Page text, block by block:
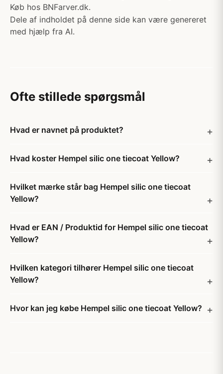
Køb hos BNFarver.dk.
Dele af indholdet på denne side kan være genereret
med hjælp fra AI.
Ofte stillede spørgsmål
Hvad er navnet på produktet?
Hvad koster Hempel silic one tiecoat Yellow?
Hvilket mærke står bag Hempel silic one tiecoat
Yellow?
Hvad er EAN / Produktid for Hempel silic one tiecoat
Yellow?
Hvilken kategori tilhører Hempel silic one tiecoat
Yellow?
Hvor kan jeg købe Hempel silic one tiecoat Yellow?